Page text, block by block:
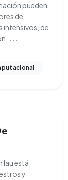
pueden
de
intensivos, de
...
lau está
y